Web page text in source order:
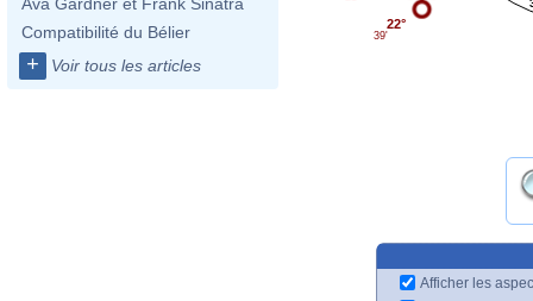
Compatibilité du Bélier
+ Voir tous les articles
22°
39'
Afficher les